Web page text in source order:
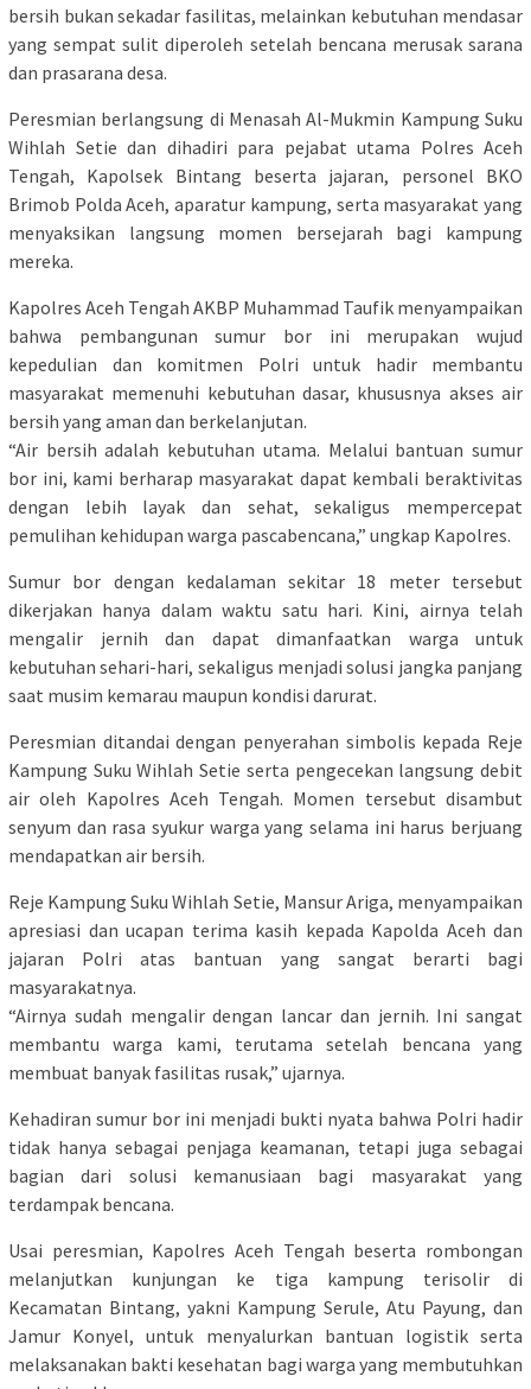
bersih bukan sekadar fasilitas, melainkan kebutuhan mendasar
yang sempat sulit diperoleh setelah bencana merusak sarana
dan prasarana desa.
Peresmian berlangsung di Menasah Al-Mukmin Kampung Suku
Wihlah Setie dan dihadiri para pejabat utama Polres Aceh
Tengah, Kapolsek Bintang beserta jajaran, personel BKO
Brimob Polda Aceh, aparatur kampung, serta masyarakat yang
menyaksikan langsung momen bersejarah bagi kampung
mereka.
Kapolres Aceh Tengah AKBP Muhammad Taufik menyampaikan
bahwa pembangunan sumur bor ini merupakan wujud
kepedulian dan komitmen Polri untuk hadir membantu
masyarakat memenuhi kebutuhan dasar, khususnya akses air
bersih yang aman dan berkelanjutan.
“Air bersih adalah kebutuhan utama. Melalui bantuan sumur
bor ini, kami berharap masyarakat dapat kembali beraktivitas
dengan lebih layak dan sehat, sekaligus mempercepat
pemulihan kehidupan warga pascabencana,” ungkap Kapolres.
Sumur bor dengan kedalaman sekitar 18 meter tersebut
dikerjakan hanya dalam waktu satu hari. Kini, airnya telah
mengalir jernih dan dapat dimanfaatkan warga untuk
kebutuhan sehari-hari, sekaligus menjadi solusi jangka panjang
saat musim kemarau maupun kondisi darurat.
Peresmian ditandai dengan penyerahan simbolis kepada Reje
Kampung Suku Wihlah Setie serta pengecekan langsung debit
air oleh Kapolres Aceh Tengah. Momen tersebut disambut
senyum dan rasa syukur warga yang selama ini harus berjuang
mendapatkan air bersih.
Reje Kampung Suku Wihlah Setie, Mansur Ariga, menyampaikan
apresiasi dan ucapan terima kasih kepada Kapolda Aceh dan
jajaran Polri atas bantuan yang sangat berarti bagi
masyarakatnya.
“Airnya sudah mengalir dengan lancar dan jernih. Ini sangat
membantu warga kami, terutama setelah bencana yang
membuat banyak fasilitas rusak,” ujarnya.
Kehadiran sumur bor ini menjadi bukti nyata bahwa Polri hadir
tidak hanya sebagai penjaga keamanan, tetapi juga sebagai
bagian dari solusi kemanusiaan bagi masyarakat yang
terdampak bencana.
Usai peresmian, Kapolres Aceh Tengah beserta rombongan
melanjutkan kunjungan ke tiga kampung terisolir di
Kecamatan Bintang, yakni Kampung Serule, Atu Payung, dan
Jamur Konyel, untuk menyalurkan bantuan logistik serta
melaksanakan bakti kesehatan bagi warga yang membutuhkan